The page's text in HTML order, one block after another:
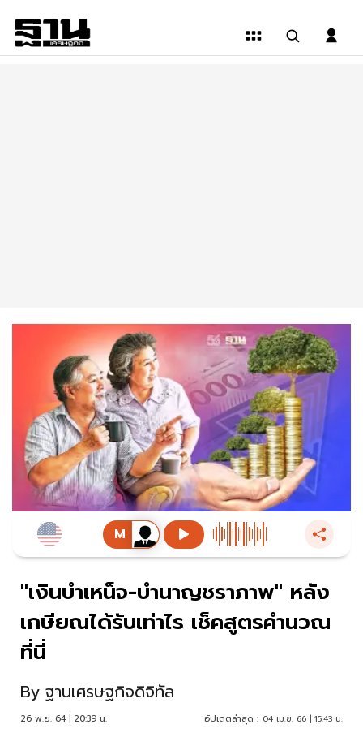
"เงินบำเหน็จ-บำนาญชราภาพ" หลัง
เกษียณได้รับเท่าไร เช็คสูตรคำนวณ
ที่นี่
By ฐานเศรษฐกิจดิจิทัล
26 พ.ย. 64 | 20:39 น. อัปเดตล่าสุด : 04 เม.ย. 66 | 15:43 น.